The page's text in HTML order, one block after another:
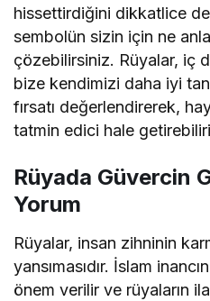
hissettirdiğini dikkatlice
sembolün sizin için ne
çözebilirsiniz. Rüyalar, iç
bize kendimizi daha iyi
fırsatı değerlendirerek,
tatmin edici hale
Rüyada Güvercin
Yorum
Rüyalar, insan zihninin
yansımasıdır. İslam
önem verilir ve rüyaların